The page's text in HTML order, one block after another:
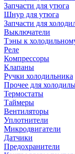
Запчасти для утюга
Шнур для утюга
Запчасти для
Выключатели
Тэны к
Реле
Компрессоры
Клапаны
Ручки холодильника
Прочее для
Термостаты
Таймеры
Вентиляторы
Уплотнители
Микродвигатели
Датчики
Предохранители